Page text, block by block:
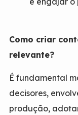
Como criar
relevante?
É fundamental
decisores,
produção,